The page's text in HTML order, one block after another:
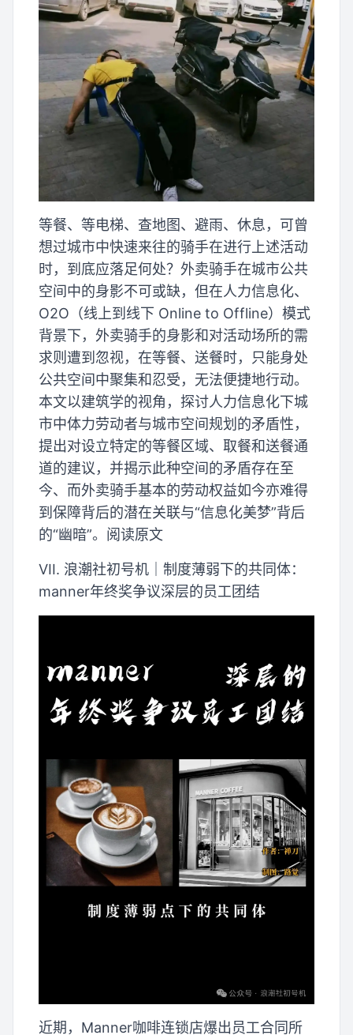
等餐、等电梯、查地图、避雨、休息，可曾
想过城市中快速来往的骑手在进行上述活动
时，到底应落足何处？外卖骑手在城市公共
空间中的身影不可或缺，但在人力信息化、
O2O（线上到线下 Online to Offline）模式
背景下，外卖骑手的身影和对活动场所的需
求则遭到忽视，在等餐、送餐时，只能身处
公共空间中聚集和忍受，无法便捷地行动。
本文以建筑学的视角，探讨人力信息化下城
市中体力劳动者与城市空间规划的矛盾性，
提出对设立特定的等餐区域、取餐和送餐通
道的建议，并揭示此种空间的矛盾存在至
今、而外卖骑手基本的劳动权益如今亦难得
到保障背后的潜在关联与“信息化美梦”背后
的“幽暗”。阅读原文
VII. 浪潮社初号机｜制度薄弱下的共同体：
manner年终奖争议深层的员工团结
近期，Manner咖啡连锁店爆出员工合同所